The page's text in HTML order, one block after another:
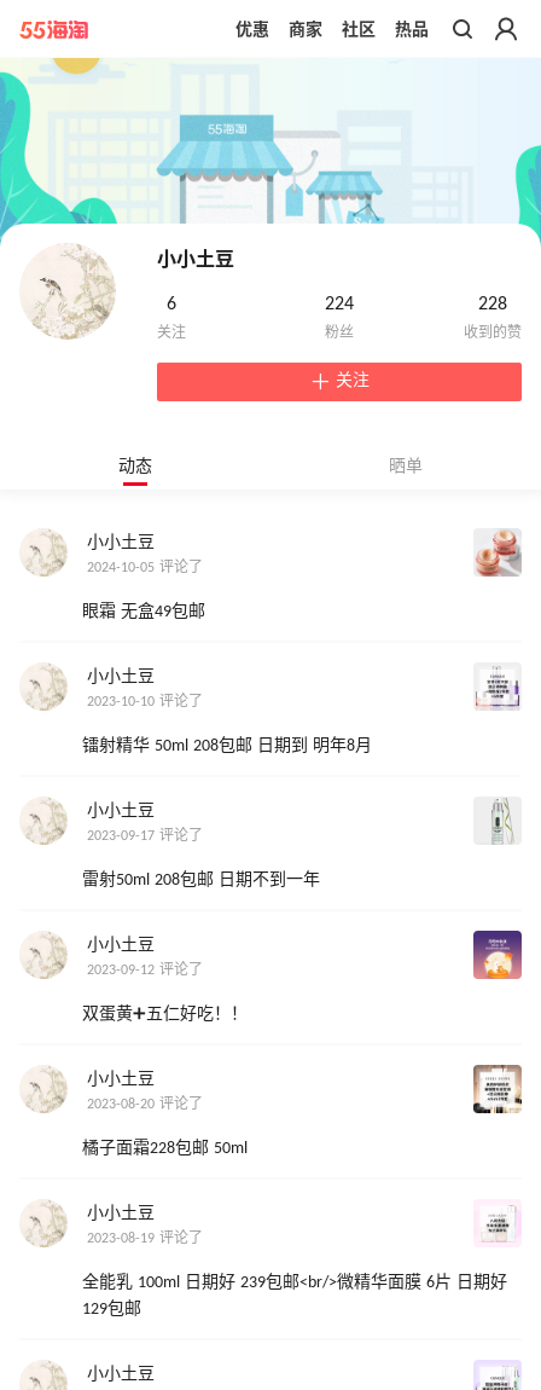
带你去官网买正品
优惠 商家 社区 热品
小小土豆
6 224 228
关注
动态 晒单
小小土豆
2024-10-05 评论了
眼霜 无盒49包邮
小小土豆
2023-10-10 评论了
镭射精华 50ml 208包邮 日期到 明年8月
小小土豆
2023-09-17 评论了
雷射50ml 208包邮 日期不到一年
小小土豆
2023-09-12 评论了
双蛋黄➕五仁好吃！！
小小土豆
2023-08-20 评论了
橘子面霜228包邮 50ml
小小土豆
2023-08-19 评论了
全能乳 100ml 日期好 239包邮<br/>微精华面膜 6片 日期好
129包邮
小小土豆